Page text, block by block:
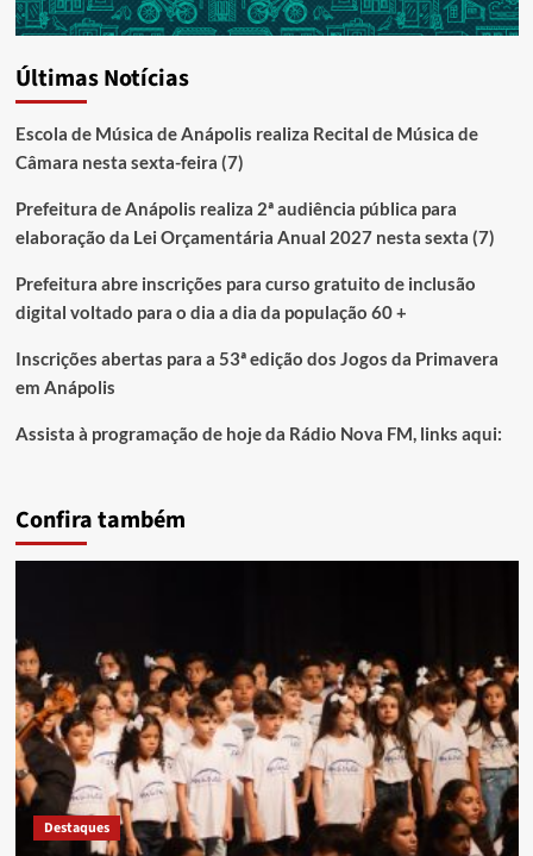
Últimas Notícias
Escola de Música de Anápolis realiza Recital de Música de
Câmara nesta sexta-feira (7)
Prefeitura de Anápolis realiza 2ª audiência pública para
elaboração da Lei Orçamentária Anual 2027 nesta sexta (7)
Prefeitura abre inscrições para curso gratuito de inclusão
digital voltado para o dia a dia da população 60 +
Inscrições abertas para a 53ª edição dos Jogos da Primavera
em Anápolis
Assista à programação de hoje da Rádio Nova FM, links aqui:
Confira também
Destaques